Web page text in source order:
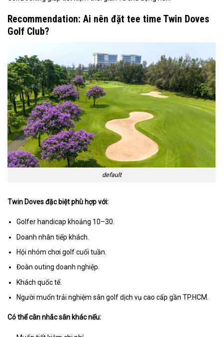
Recommendation: Ai nên đặt tee time Twin Doves
Golf Club?
default
Twin Doves đặc biệt phù hợp với:
Golfer handicap khoảng 10–30.
Doanh nhân tiếp khách.
Hội nhóm chơi golf cuối tuần.
Đoàn outing doanh nghiệp.
Khách quốc tế.
Người muốn trải nghiệm sân golf dịch vụ cao cấp gần TP.HCM.
Có thể cân nhắc sân khác nếu: